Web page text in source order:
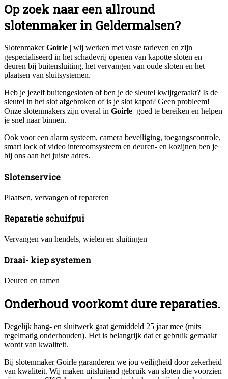
Op zoek naar een allround
slotenmaker in Geldermalsen?
SlotenmakerGoirle | wij werken met vaste tarieven en zijn
gespecialiseerd in het schadevrij openen van kapotte sloten en
deuren bij buitensluiting, het vervangen van oude sloten en het
plaatsen van sluitsystemen.
Heb je jezelf buitengesloten of ben je de sleutel kwijtgeraakt? Is de
sleutel in het slot afgebroken of is je slot kapot? Geen probleem!
Onze slotenmakers zijn overal in Goirle goed te bereiken en helpen
je snel naar binnen.
Ook voor een alarm systeem, camera beveiliging, toegangscontrole,
smart lock of video intercomsysteem en deuren- en kozijnen ben je
bij ons aan het juiste adres.
Slotenservice
Plaatsen, vervangen of repareren
Reparatie schuifpui
Vervangen van hendels, wielen en sluitingen
Draai- kiep systemen
Deuren en ramen
Onderhoud voorkomt dure reparaties.
Degelijk hang- en sluitwerk gaat gemiddeld 25 jaar mee (mits
regelmatig onderhouden). Het is belangrijk dat er gebruik gemaakt
wordt van kwaliteit.
Bij slotenmaker Goirle garanderen we jou veiligheid door zekerheid
van kwaliteit. Wij maken uitsluitend gebruik van sloten die voorzien